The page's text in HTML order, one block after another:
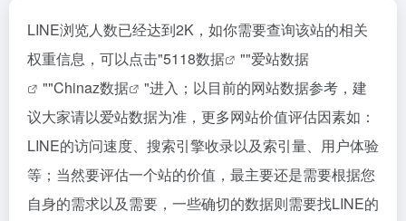
LINE浏览人数已经达到2K，如你需要查询该站的相关
权重信息，可以点击"5118数据 ""爱站数据
""Chinaz数据
"进入；以目前的网站数据参考，建
议大家请以爱站数据为准，更多网站价值评估因素如：
LINE的访问速度、搜索引擎收录以及索引量、用户体验
等；当然要评估一个站的价值，最主要还是需要根据您
自身的需求以及需要，一些确切的数据则需要找LINE的